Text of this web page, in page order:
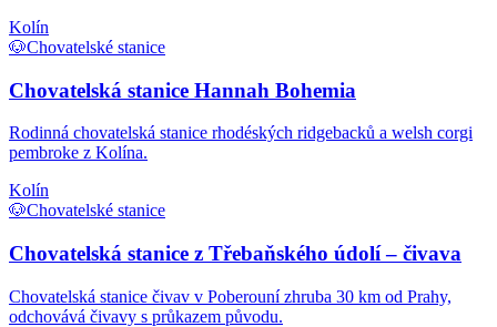
Kolín
🐶Chovatelské stanice
Chovatelská stanice Hannah Bohemia
Rodinná chovatelská stanice rhodéských ridgebacků a welsh corgi
pembroke z Kolína.
Kolín
🐶Chovatelské stanice
Chovatelská stanice z Třebaňského údolí – čivava
Chovatelská stanice čivav v Poberouní zhruba 30 km od Prahy,
odchovává čivavy s průkazem původu.